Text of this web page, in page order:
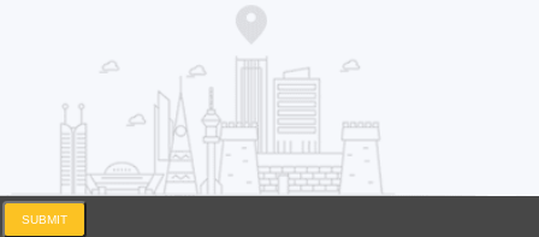
SUBMIT